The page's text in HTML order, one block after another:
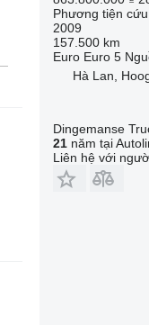
Phương tiện
2009
157.500 km
Euro Euro 5
Hà Lan,
Dingemanse
21năm tại
Liên hệ với